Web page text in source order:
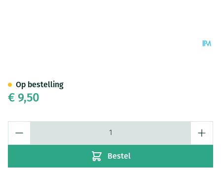
€ 9,50
Bestel
Op bestelling